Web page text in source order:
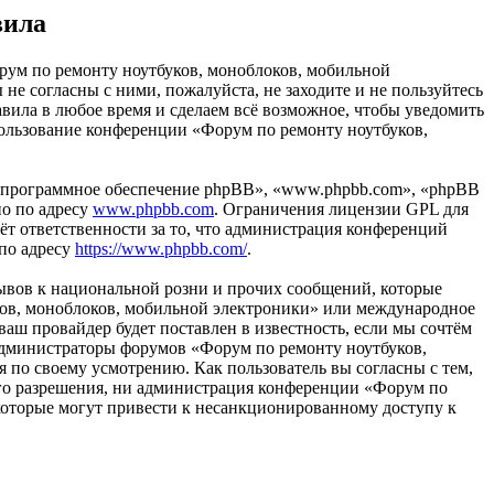
по ремонту ноутбуков, моноблоков, мобильной
согласны с ними, пожалуйста, не заходите и не пользуйтесь
в любое время и сделаем всё возможное, чтобы уведомить
конференции «Форум по ремонту ноутбуков,
обеспечение phpBB», «www.phpbb.com», «phpBB
по адресу www.phpbb.com. Ограничения лицензии GPL для
за то, что администрация конференций
адресу https://www.phpbb.com/.
к национальной розни и прочих сообщений, которые
моноблоков, мобильной электроники» или международное
будет поставлен в известность, если мы сочтём
форумов «Форум по ремонту ноутбуков,
своему усмотрению. Как пользователь вы согласны с тем,
разрешения, ни администрация конференции «Форум по
могут привести к несанкционированному доступу к